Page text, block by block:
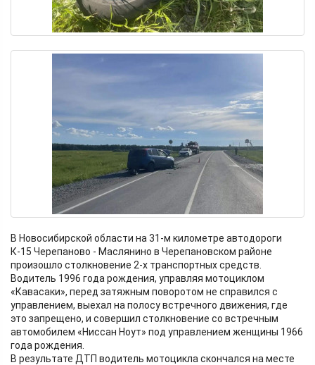
В Новосибирской области на 31-м километре автодороги
К-15 Черепаново - Маслянино в Черепановском районе
произошло столкновение 2-х транспортных средств.
Водитель 1996 года рождения, управляя мотоциклом
«Кавасаки», перед затяжным поворотом не справился с
управлением, выехал на полосу встречного движения, где
это запрещено, и совершил столкновение со встречным
автомобилем «Ниссан Ноут» под управлением женщины 1966
года рождения.
В результате ДТП водитель мотоцикла скончался на месте